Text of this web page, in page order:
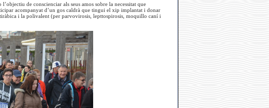
de conscienciar als seus amos sobre la necessitat que
acompanyat d’un gos caldrà que tingui el xip implantat i donar
i la polivalent (per parvovirosis, lepttospirosis, moquillo caní i